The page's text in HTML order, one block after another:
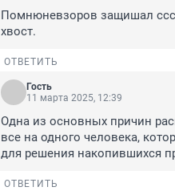
Помнюневзоров защишал
хвост.
ОТВЕТИТЬ
Гость
11 марта 2025, 12:39
Одна из основных причин
все на одного человека,
для решения накопившихся
ОТВЕТИТЬ